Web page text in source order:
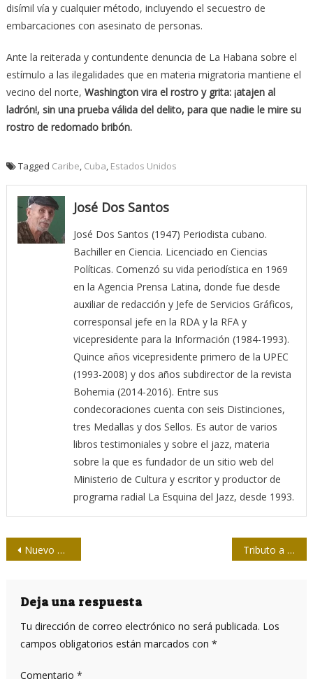
disímil vía y cualquier método, incluyendo el secuestro de
embarcaciones con asesinato de personas.
Ante la reiterada y contundente denuncia de La Habana sobre el
estímulo a las ilegalidades que en materia migratoria mantiene el
vecino del norte, Washington vira el rostro y grita: ¡atajen al
ladrón!, sin una prueba válida del delito, para que nadie le mire su
rostro de redomado bribón.
Tagged Caribe, Cuba, Estados Unidos
José Dos Santos
José Dos Santos (1947) Periodista cubano.
Bachiller en Ciencia. Licenciado en Ciencias
Políticas. Comenzó su vida periodística en 1969
en la Agencia Prensa Latina, donde fue desde
auxiliar de redacción y Jefe de Servicios Gráficos,
corresponsal jefe en la RDA y la RFA y
vicepresidente para la Información (1984-1993).
Quince años vicepresidente primero de la UPEC
(1993-2008) y dos años subdirector de la revista
Bohemia (2014-2016). Entre sus
condecoraciones cuenta con seis Distinciones,
tres Medallas y dos Sellos. Es autor de varios
libros testimoniales y sobre el jazz, materia
sobre la que es fundador de un sitio web del
Ministerio de Cultura y escritor y productor de
programa radial La Esquina del Jazz, desde 1993.
Navegación
entradas
Nuevo ultraje yanqui contra Cuba Tributo a la memoria histórica cubana
Deja una respuesta
Tu dirección de correo electrónico no será publicada. Los
campos obligatorios están marcados con *
Comentario *